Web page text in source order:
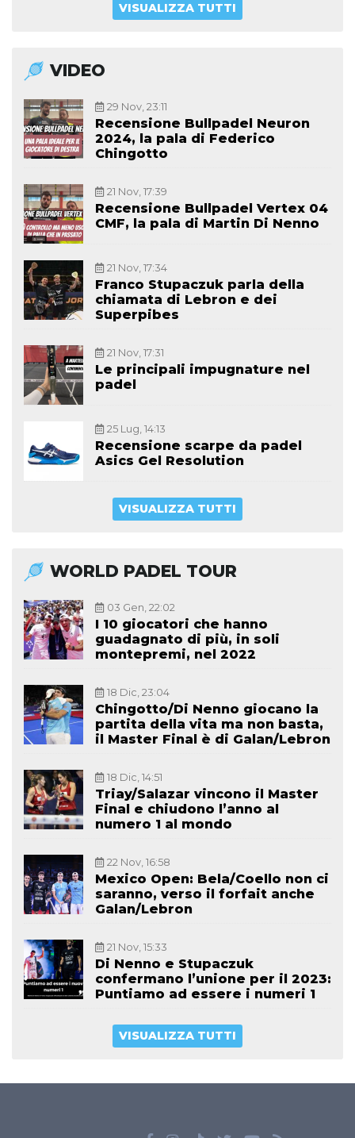
VISUALIZZA TUTTI
VIDEO
29 Nov, 23:11
Recensione Bullpadel Neuron
2024, la pala di Federico
Chingotto
21 Nov, 17:39
Recensione Bullpadel Vertex 04
CMF, la pala di Martin Di Nenno
21 Nov, 17:34
Franco Stupaczuk parla della
chiamata di Lebron e dei
Superpibes
21 Nov, 17:31
Le principali impugnature nel
padel
25 Lug, 14:13
Recensione scarpe da padel
Asics Gel Resolution
VISUALIZZA TUTTI
WORLD PADEL TOUR
03 Gen, 22:02
I 10 giocatori che hanno
guadagnato di più, in soli
montepremi, nel 2022
18 Dic, 23:04
Chingotto/Di Nenno giocano la
partita della vita ma non basta,
il Master Final è di Galan/Lebron
18 Dic, 14:51
Triay/Salazar vincono il Master
Final e chiudono l’anno al
numero 1 al mondo
22 Nov, 16:58
Mexico Open: Bela/Coello non ci
saranno, verso il forfait anche
Galan/Lebron
21 Nov, 15:33
Di Nenno e Stupaczuk
confermano l’unione per il 2023:
Puntiamo ad essere i numeri 1
VISUALIZZA TUTTI